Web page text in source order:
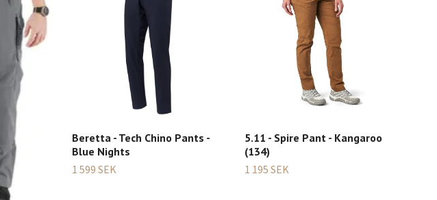
Beretta - Tech Chino Pants -
Blue Nights
1 599 SEK
5.11 - Spire Pant - Kangaroo
(134)
1 195 SEK